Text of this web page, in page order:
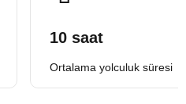
10 saat
Ortalama yolculuk süresi